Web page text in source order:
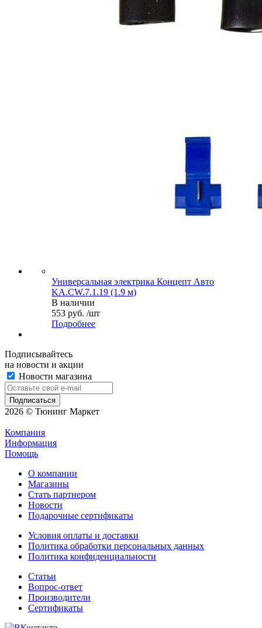
Универсальная электрика Концепт Авто
KA.CW.7.1.19 (1.9 м)
В наличии
553 руб. /шт
Подробнее
Подписывайтесь
на новости и акции
Новости магазина
2026 © Тюнинг Маркет
Компания
Информация
Помощь
О компании
Магазины
Стать партнером
Новости
Подарочные сертификаты
Условия оплаты и доставки
Политика обработки персональных данных
Политика конфиденциальности
Статьи
Вопрос-ответ
Производители
Сертификаты